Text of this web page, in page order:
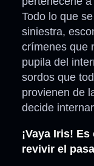
Todo lo que
siniestra,
crímenes que
pupila del
sordos que
provienen de
decide
¡Vaya Iris!
revivir el